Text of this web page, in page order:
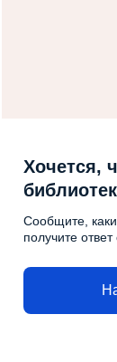
Хочется,
Сообщите,
получите